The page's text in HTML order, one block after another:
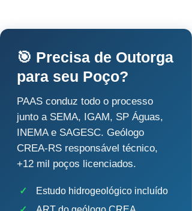
🎯 Precisa de Outorga
para seu Poço?
PAAS conduz todo o processo
junto a SEMA, IGAM, SP Águas,
INEMA e SAGESC. Geólogo
CREA-RS responsável técnico,
+12 mil poços licenciados.
✓
Estudo hidrogeológico incluído